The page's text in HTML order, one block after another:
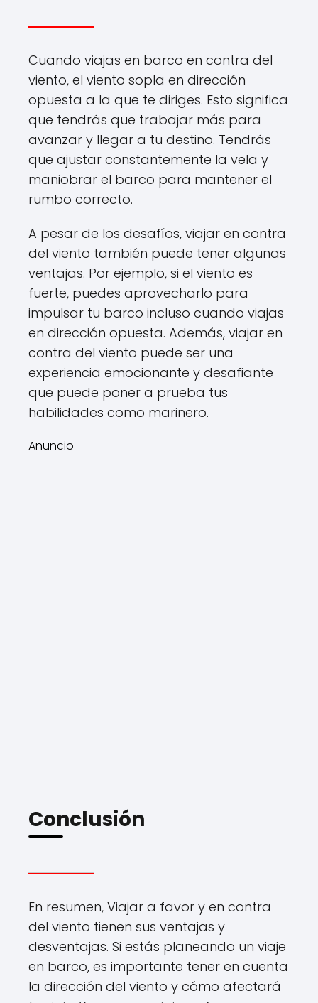
Cuando viajas en barco en contra del
viento, el viento sopla en dirección
opuesta a la que te diriges. Esto significa
que tendrás que trabajar más para
avanzar y llegar a tu destino. Tendrás
que ajustar constantemente la vela y
maniobrar el barco para mantener el
rumbo correcto.
A pesar de los desafíos, viajar en contra
del viento también puede tener algunas
ventajas. Por ejemplo, si el viento es
fuerte, puedes aprovecharlo para
impulsar tu barco incluso cuando viajas
en dirección opuesta. Además, viajar en
contra del viento puede ser una
experiencia emocionante y desafiante
que puede poner a prueba tus
habilidades como marinero.
Anuncio
Conclusión
En resumen, Viajar a favor y en contra
del viento tienen sus ventajas y
desventajas. Si estás planeando un viaje
en barco, es importante tener en cuenta
la dirección del viento y cómo afectará